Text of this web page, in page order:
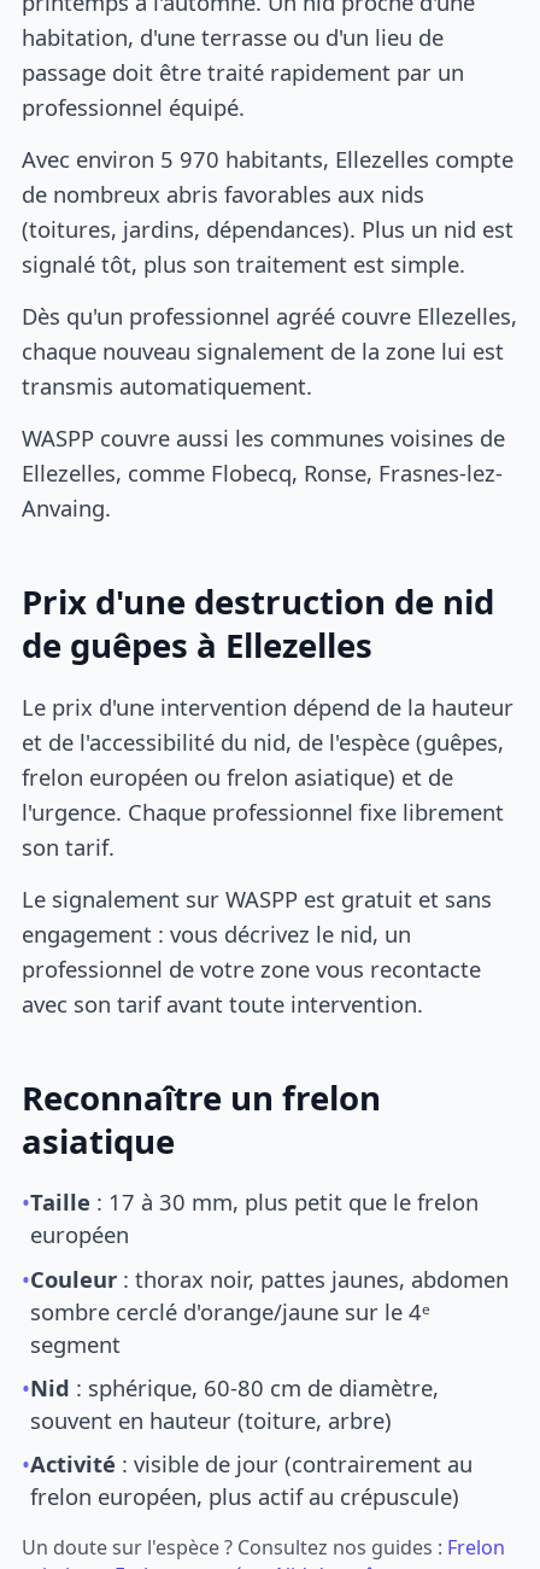
habitation, d'une terrasse ou d'un lieu de
passage doit être traité rapidement par un
professionnel équipé.
Avec environ 5 970 habitants, Ellezelles compte
de nombreux abris favorables aux nids
(toitures, jardins, dépendances). Plus un nid est
signalé tôt, plus son traitement est simple.
Dès qu'un professionnel agréé couvre Ellezelles,
chaque nouveau signalement de la zone lui est
transmis automatiquement.
WASPP couvre aussi les communes voisines de
Ellezelles, comme Flobecq, Ronse, Frasnes-lez-
Anvaing.
Prix d'une destruction de nid
de guêpes à Ellezelles
Le prix d'une intervention dépend de la hauteur
et de l'accessibilité du nid, de l'espèce (guêpes,
frelon européen ou frelon asiatique) et de
l'urgence. Chaque professionnel fixe librement
son tarif.
Le signalement sur WASPP est gratuit et sans
engagement : vous décrivez le nid, un
professionnel de votre zone vous recontacte
avec son tarif avant toute intervention.
Reconnaître un frelon
asiatique
•Taille : 17 à 30 mm, plus petit que le frelon
européen
•Couleur : thorax noir, pattes jaunes, abdomen
sombre cerclé d'orange/jaune sur le 4ᵉ
segment
•Nid : sphérique, 60-80 cm de diamètre,
souvent en hauteur (toiture, arbre)
•Activité : visible de jour (contrairement au
frelon européen, plus actif au crépuscule)
Un doute sur l'espèce ? Consultez nos guides : Frelon